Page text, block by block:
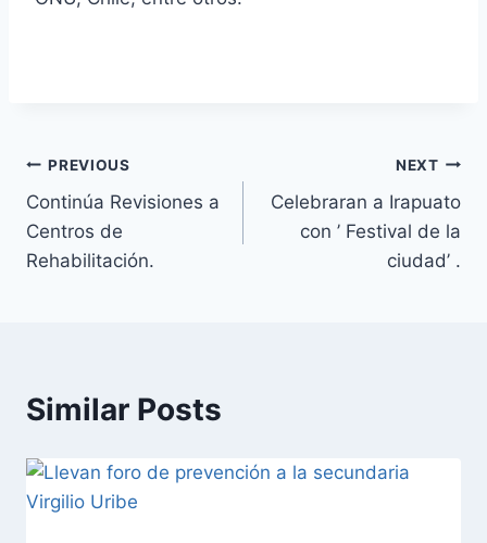
PREVIOUS
Continúa Revisiones a
Centros de
Rehabilitación.
NEXT
Celebraran a Irapuato
con ’ Festival de la
ciudad’ .
Similar Posts